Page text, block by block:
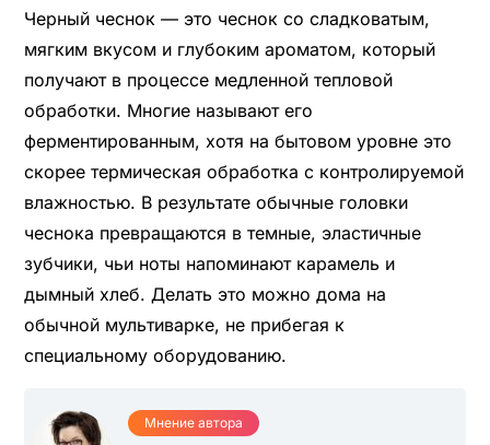
Черный чеснок — это чеснок со сладковатым,
мягким вкусом и глубоким ароматом, который
получают в процессе медленной тепловой
обработки. Многие называют его
ферментированным, хотя на бытовом уровне это
скорее термическая обработка с контролируемой
влажностью. В результате обычные головки
чеснока превращаются в темные, эластичные
зубчики, чьи ноты напоминают карамель и
дымный хлеб. Делать это можно дома на
обычной мультиварке, не прибегая к
специальному оборудованию.
Мнение автора